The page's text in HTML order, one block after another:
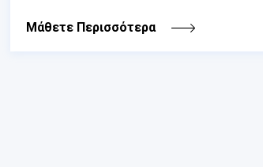
Μάθετε Περισσότερα